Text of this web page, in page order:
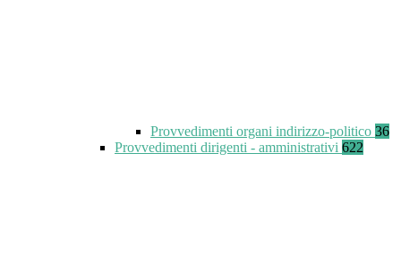
Provvedimenti organi indirizzo-politico 36
Provvedimenti dirigenti - amministrativi 622